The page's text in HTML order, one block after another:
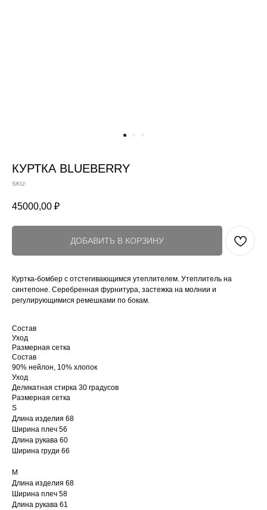
КУРТКА BLUEBERRY
SKU:
45000,00 ₽
ДОБАВИТЬ В КОРЗИНУ
Куртка-бомбер с отстегивающимся утеплителем. Утеплитель на
синтепоне. Серебренная фурнитура, застежка на молнии и
регулирующимися ремешками по бокам.
Состав
Уход
Размерная сетка
Состав
90% нейлон, 10% хлопок
Уход
Деликатная стирка 30 градусов
Размерная сетка
S
Длина изделия 68
Ширина плеч 56
Длина рукава 60
Ширина груди 66
M
Длина изделия 68
Ширина плеч 58
Длина рукава 61
О БРЕНДЕ
LOOKBOOK
WOMEN
MEN